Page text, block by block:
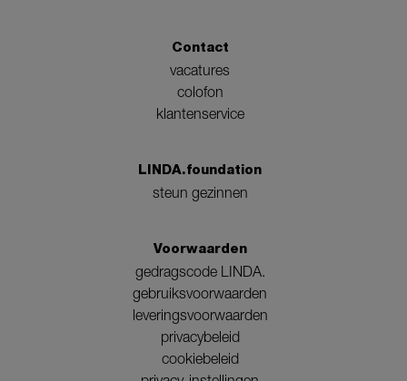
Contact
vacatures
colofon
klantenservice
LINDA.foundation
steun gezinnen
Voorwaarden
gedragscode LINDA.
gebruiksvoorwaarden
leveringsvoorwaarden
privacybeleid
cookiebeleid